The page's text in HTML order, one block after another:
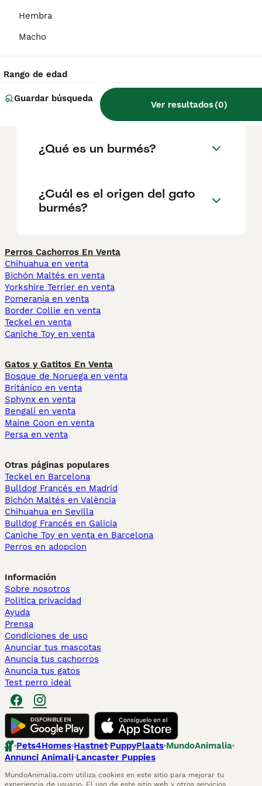
Hembra
Macho
Rango de edad
Guardar búsqueda
Ver resultados(0)
sociabiliza del modo adecuado. Muy
ir a buscar juguetes y disfrutará jugando con
¿Qué tamaño tiene un gato
Burmés?
¿Qué es un burmés?
¿Cuál es el origen del gato
burmés?
Perros Cachorros En Venta
Chihuahua en venta
Bichón Maltés en venta
Yorkshire Terrier en venta
Pomerania en venta
Border Collie en venta
Teckel en venta
Caniche Toy en venta
Gatos y Gatitos En Venta
Bosque de Noruega en venta
Británico en venta
Sphynx en venta
Bengalí en venta
Maine Coon en venta
Persa en venta
Otras páginas populares
Teckel en Barcelona
Bulldog Francés en Madrid
Bichón Maltés en València
Chihuahua en Sevilla
Bulldog Francés en Galicia
Caniche Toy en venta en Barcelona
Perros en adopcion
Información
Sobre nosotros
Politica privacidad
Ayuda
Prensa
Condiciones de uso
Anunciar tus mascotas
Anuncia tus cachorros
Anuncia tus gatos
Test perro ideal
Pets4Homes Hastnet PuppyPlaats MundoAnimalia
Annunci Animali Lancaster Puppies
MundoAnimalia.com utiliza cookies en este sitio para mejorar tu